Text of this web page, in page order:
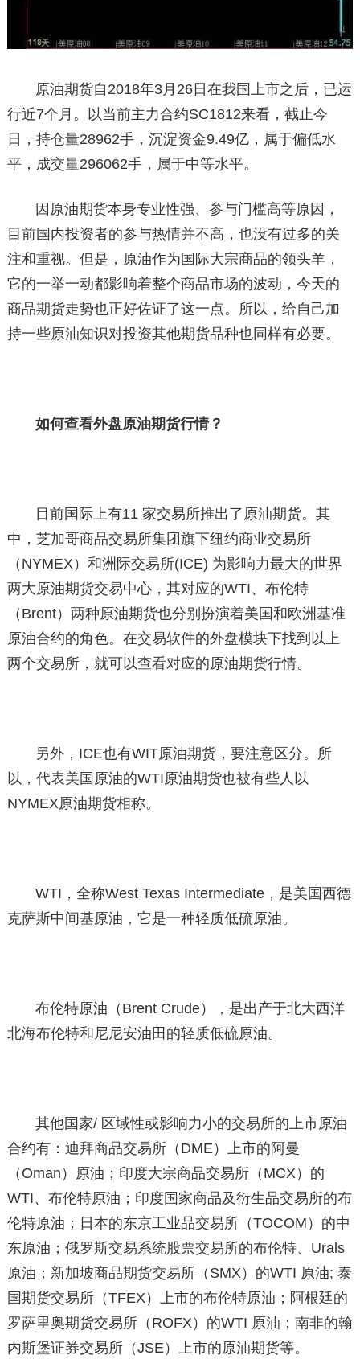
原油期货自2018年3月26日在我国上市之后，已运
行近7个月。以当前主力合约SC1812来看，截止今
日，持仓量28962手，沉淀资金9.49亿，属于偏低水
平，成交量296062手，属于中等水平。
因原油期货本身专业性强、参与门槛高等原因，
目前国内投资者的参与热情并不高，也没有过多的关
注和重视。但是，原油作为国际大宗商品的领头羊，
它的一举一动都影响着整个商品市场的波动，今天的
商品期货走势也正好佐证了这一点。所以，给自己加
持一些原油知识对投资其他期货品种也同样有必要。
如何查看外盘原油期货行情？
目前国际上有11 家交易所推出了原油期货。其
中，芝加哥商品交易所集团旗下纽约商业交易所
（NYMEX）和洲际交易所(ICE) 为影响力最大的世界
两大原油期货交易中心，其对应的WTI、布伦特
（Brent）两种原油期货也分别扮演着美国和欧洲基准
原油合约的角色。在交易软件的外盘模块下找到以上
两个交易所，就可以查看对应的原油期货行情。
另外，ICE也有WIT原油期货，要注意区分。所
以，代表美国原油的WTI原油期货也被有些人以
NYMEX原油期货相称。
WTI，全称West Texas Intermediate，是美国西德
克萨斯中间基原油，它是一种轻质低硫原油。
布伦特原油（Brent Crude），是出产于北大西洋
北海布伦特和尼尼安油田的轻质低硫原油。
其他国家/ 区域性或影响力小的交易所的上市原油
合约有：迪拜商品交易所（DME）上市的阿曼
（Oman）原油；印度大宗商品交易所（MCX）的
WTI、布伦特原油；印度国家商品及衍生品交易所的布
伦特原油；日本的东京工业品交易所（TOCOM）的中
东原油；俄罗斯交易系统股票交易所的布伦特、Urals
原油；新加坡商品期货交易所（SMX）的WTI 原油; 泰
国期货交易所（TFEX）上市的布伦特原油；阿根廷的
罗萨里奥期货交易所（ROFX）的WTI 原油；南非的翰
内斯堡证券交易所（JSE）上市的原油期货等。